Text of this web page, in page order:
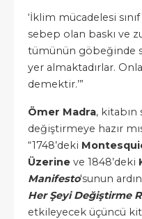
‘İklim mücadelesi
sebep olan baskı ve
tümünün göbeğinde
yer almaktadırlar.
demektir.’”
Ömer Madra, kitabın
değiştirmeye hazır
“1748’deki
Üzerine ve 1848’deki
Manifesto'sunun
Her Şeyi Değiştirme
etkileyecek üçüncü